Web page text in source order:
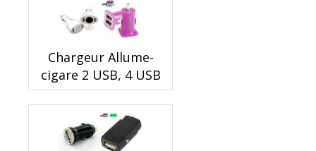
Chargeur Allume-
cigare 2 USB, 4 USB